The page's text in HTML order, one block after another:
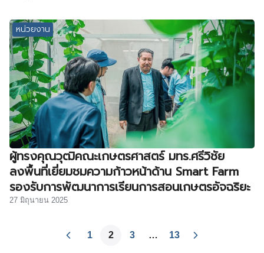
หน่วยงาน
ผู้ทรงคุณวุฒิคณะเกษตรศาสตร์ มทร.ศรีวิชัย
ลงพื้นที่เยี่ยมชมความก้าวหน้าด้าน Smart Farm
รองรับการพัฒนาการเรียนการสอนเกษตรอัจฉริยะ
27 มิถุนายน 2025
1 2 3 … 13